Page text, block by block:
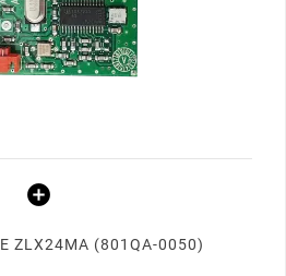
ZLX24MA (801QA-0050)